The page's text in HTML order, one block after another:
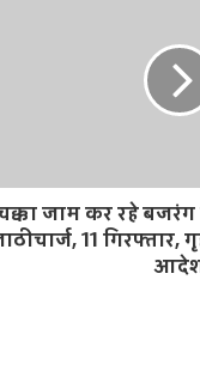
जाम कर रहे
11 गिरफ्तार,